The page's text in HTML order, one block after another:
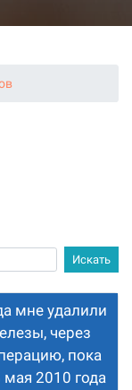
мне удалили
через
пока
2010 года